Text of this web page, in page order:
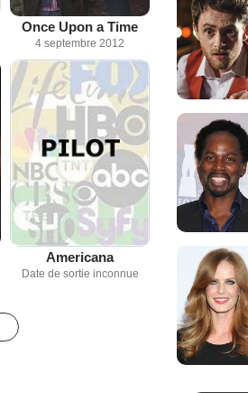
Once Upon a Time
4 septembre 2012
Americana
Date de sortie inconnue